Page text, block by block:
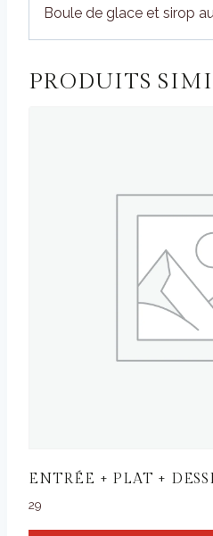
Boule de glace et sirop
PRODUITS
ENTRÉE + PLAT +
29